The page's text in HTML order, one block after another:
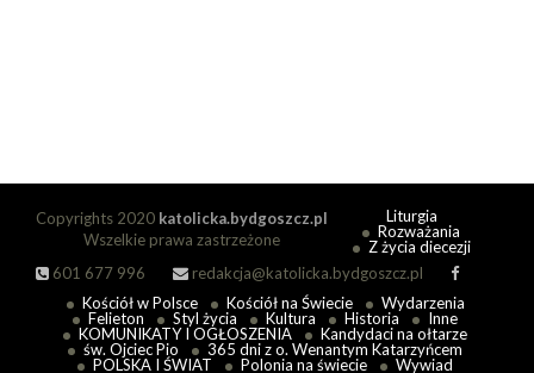
Copyrights 2020 katolicka.bydgoszcz.pl
Wszelkie prawa zastrzeżone
601 677 996
redakcja@katolicka.bydgoszcz.pl
Liturgia
Rozważania
Z życia diecezji
Kościół w Polsce Kościół na Świecie
Wydarzenia
Felieton
Styl życia Kultura Historia
Inne
KOMUNIKATY I OGŁOSZENIA
Kandydaci na ołtarze
św. Ojciec Pio
365 dni z o. Wenantym Katarzyńcem
POLSKA I ŚWIAT
Polonia na świecie
Wywiad